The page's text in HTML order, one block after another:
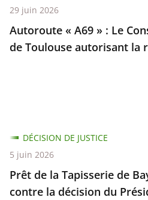
Autoroute « A69 » : Le
de Toulouse autorisant la
29 juin 2026
Prêt de la Tapisserie de
contre la décision du
DÉCISION DE JUSTICE
5 juin 2026